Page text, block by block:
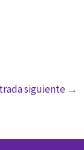
siguiente →